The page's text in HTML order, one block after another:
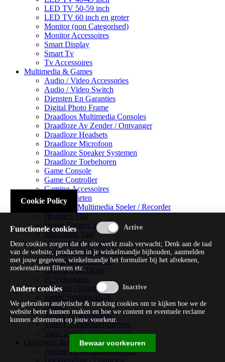
LED TV 50-59 inch
LED TV 60 inch en groter
Monitor (non Categorised)
Monitor Accessoires
Smart Display
Smart Tv
Tv Accessoires
Multimedia & Games
Audio / Video Accessories
Audio / Video Switch
Diensten En Garanties
Digital Photo Frame
Draadloos Multimedia Consoles
Draadloze Av Zender / Ontvanger
Draadloze Headsets
Draadloze Microfoon
Draadloze Speaker Systemen
Draadloze Toebehoren
Game Console
Game Controller
Gaming Accessoires
Geluidskaarten
Handheld Multimedia Speler / Recorder
Headsets Vast
Home Theater Systems
Microfoon Vast
Multimedia Consoles
Multimedia Mixer / Versterker
Multimedia Productie
Optical Disk Drive
Pc Videokaart
Repeater / Extender
Sound Systems Hi-fi
Splitter
Tuners En Recorders
Vaste Luidsprekersystemen
Vaste Zender En Ontvanger
Onderwijs & Recreatie
Andere Beveiligingssoftware
Cookie Policy
Functionele cookies
Deze cookies zorgen dat de site werkt zoals verwacht; Denk aan de taal
van de website, producten in je winkelmandje bijhouden, aanmelden
met jouw gegevens, winkelmandje het formulier bij het afrekenen,
zoekresultaten filteren etc.
Andere cookies
We gebruiken analytische & tracking cookies om te kijken hoe we de
website beter kunnen maken en hoe we content en eventuele reclame
kunnen afstemmen op jouw voorkeur.
Bewaar voorkeuren